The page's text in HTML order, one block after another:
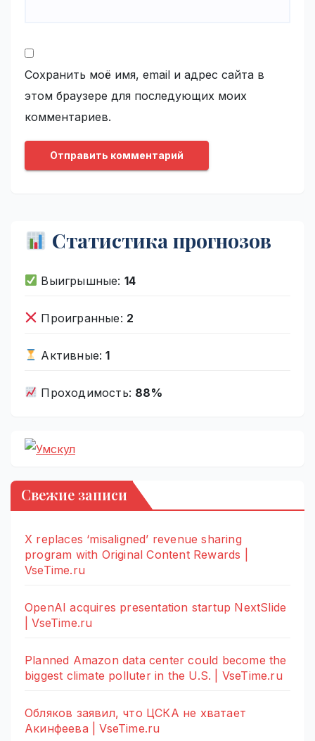
Сохранить моё имя, email и адрес сайта в
этом браузере для последующих моих
комментариев.
Статистика прогнозов
Выигрышные: 14
Проигранные: 2
Активные:1
Проходимость: 88%
Свежие записи
X replaces ‘misaligned’ revenue sharing
program with Original Content Rewards |
VseTime.ru
OpenAI acquires presentation startup NextSlide
| VseTime.ru
Planned Amazon data center could become the
biggest climate polluter in the U.S. | VseTime.ru
Обляков заявил, что ЦСКА не хватает
Акинфеева | VseTime.ru